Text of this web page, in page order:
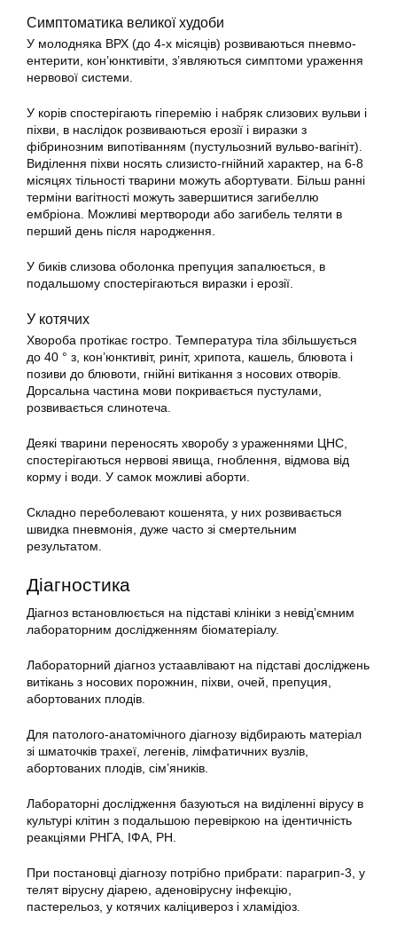
Симптоматика великої худоби
У молодняка ВРХ (до 4-х місяців) розвиваються пневмо-
ентерити, кон’юнктивіти, з’являються симптоми ураження
нервової системи.
У корів спостерігають гіперемію і набряк слизових вульви і
піхви, в наслідок розвиваються ерозії і виразки з
фібринозним випотіванням (пустульозний вульво-вагініт).
Виділення піхви носять слизисто-гнійний характер, на 6-8
місяцях тільності тварини можуть абортувати. Більш ранні
терміни вагітності можуть завершитися загибеллю
ембріона. Можливі мертвороди або загибель теляти в
перший день після народження.
У биків слизова оболонка препуция запалюється, в
подальшому спостерігаються виразки і ерозії.
У котячих
Хвороба протікає гостро. Температура тіла збільшується
до 40 ° з, кон’юнктивіт, риніт, хрипота, кашель, блювота і
позиви до блювоти, гнійні витікання з носових отворів.
Дорсальна частина мови покривається пустулами,
розвивається слинотеча.
Деякі тварини переносять хворобу з ураженнями ЦНС,
спостерігаються нервові явища, гноблення, відмова від
корму і води. У самок можливі аборти.
Складно переболевают кошенята, у них розвивається
швидка пневмонія, дуже часто зі смертельним
результатом.
Діагностика
Діагноз встановлюється на підставі клініки з невід’ємним
лабораторним дослідженням біоматеріалу.
Лабораторний діагноз устаавлівают на підставі досліджень
витікань з носових порожнин, піхви, очей, препуция,
абортованих плодів.
Для патолого-анатомічного діагнозу відбирають матеріал
зі шматочків трахеї, легенів, лімфатичних вузлів,
абортованих плодів, сім’яників.
Лабораторні дослідження базуються на виділенні вірусу в
культурі клітин з подальшою перевіркою на ідентичність
реакціями РНГА, ІФА, РН.
При постановці діагнозу потрібно прибрати: парагрип-3, у
телят вірусну діарею, аденовірусну інфекцію,
пастерельоз, у котячих каліцивероз і хламідіоз.